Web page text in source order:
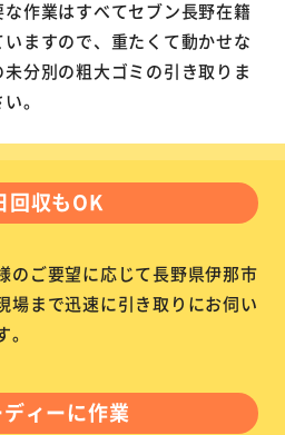
作業はすべてセブン長野在籍
ますので、重たくて動かせな
分別の粗大ゴミの引き取りま
。
回収もOK
のご要望に応じて長野県伊那市
場まで迅速に引き取りにお伺い
。
ィーに作業